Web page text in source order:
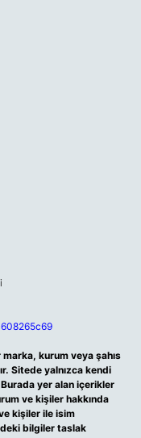
kurum veya şahıs
Sitede yalnızca kendi
Burada yer alan içerikler
ve kişiler hakkında
kişiler ile isim
bilgiler taslak